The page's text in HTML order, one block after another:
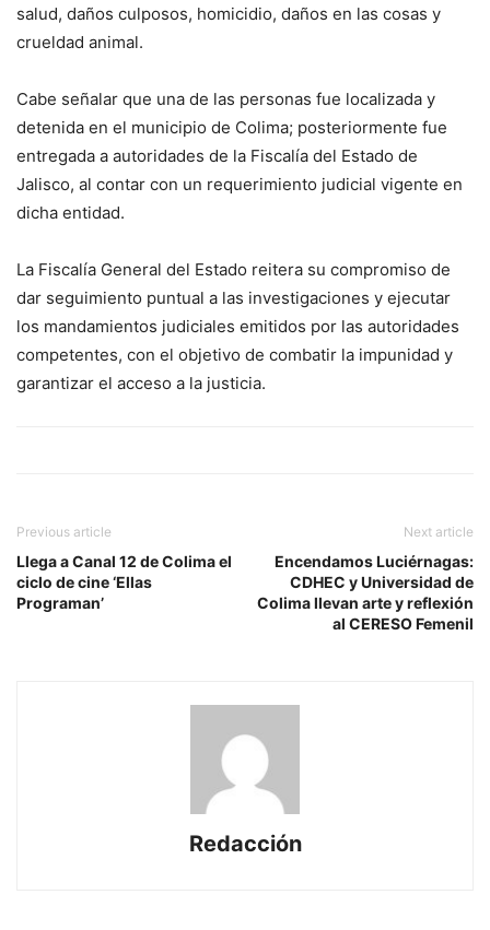
salud, daños culposos, homicidio, daños en las cosas y
crueldad animal.
Cabe señalar que una de las personas fue localizada y
detenida en el municipio de Colima; posteriormente fue
entregada a autoridades de la Fiscalía del Estado de
Jalisco, al contar con un requerimiento judicial vigente en
dicha entidad.
La Fiscalía General del Estado reitera su compromiso de
dar seguimiento puntual a las investigaciones y ejecutar
los mandamientos judiciales emitidos por las autoridades
competentes, con el objetivo de combatir la impunidad y
garantizar el acceso a la justicia.
Previous article
Llega a Canal 12 de Colima el
ciclo de cine ‘Ellas
Programan’
Next article
Encendamos Luciérnagas:
CDHEC y Universidad de
Colima llevan arte y reflexión
al CERESO Femenil
Redacción